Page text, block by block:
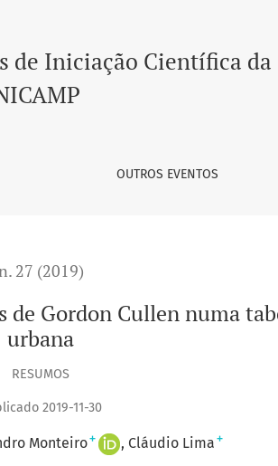
tabela periódica de paisagem urbana
de Iniciação Científica da
OUTROS EVENTOS
27 (2019)
de Gordon Cullen numa
urbana
RESUMOS
2019-11-30
Monteiro+ Cláudio Lima +